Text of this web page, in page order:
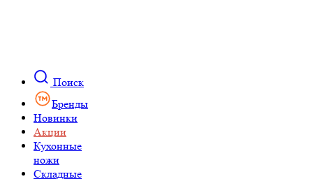
Поиск
Бренды
Новинки
Акции
Кухонные
ножи
Складные